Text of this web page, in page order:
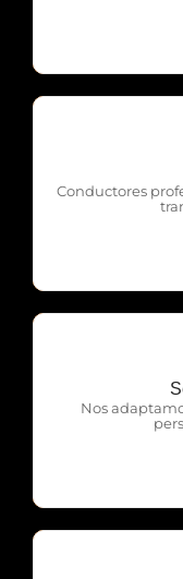
Conductores
Nos